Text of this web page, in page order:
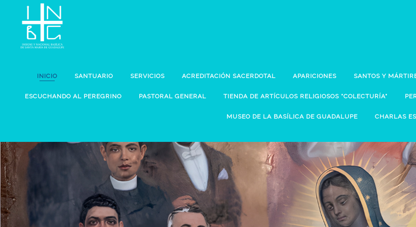
Basílica
María
Basílica
María
INICIO SANTUARIO SERVICIOS ACREDITACIÓN SACERDOTAL APARICIONES SANTOS Y
ESCUCHANDO AL PEREGRINO PASTORAL GENERAL TIENDA DE ARTÍCULOS RELIGIOSOS "COLECTURÍA"
MUSEO DE LA BASÍLICA DE GUADALUPE CHARLAS